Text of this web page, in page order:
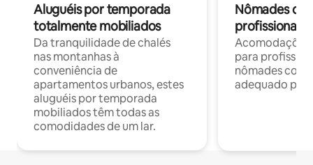
Aluguéis por temporada
totalmente mobiliados
Da tranquilidade de chalés
nas montanhas à
conveniência de
apartamentos urbanos, estes
aluguéis por temporada
mobiliados têm todas as
comodidades de um lar.
Nômades
profissionais
para
nômades com
adequado